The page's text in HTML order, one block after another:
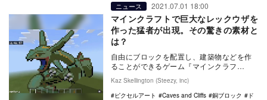
ニュース 2021.07.01 18:00
マインクラフトで巨大なレックウザを
作った猛者が出現。その驚きの素材と
は？
自由にブロックを配置し、建築物などを作
ることができるゲーム『マインクラフ
限のなか、建築物を…
Kaz Skellington (Steezy, inc)
ピクセルアート
Caves and Cliffs 銅ブロック
ド